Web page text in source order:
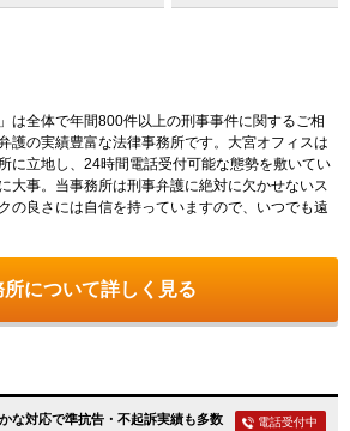
は全体で年間800件以上の刑事事件に関するご相
護の実績豊富な法律事務所です。大宮オフィスは
に立地し、24時間電話受付可能な態勢を敷いてい
大事。当事務所は刑事弁護に絶対に欠かせないス
の良さには自信を持っていますので、いつでも遠
所について詳しく見る
な対応で準抗告・不起訴実績も多数 電話受付中